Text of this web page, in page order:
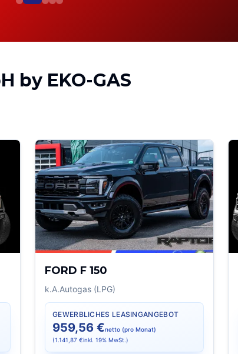
by EKO-GAS
FORD F 150
k.A.Autogas (LPG)
GEWERBLICHES LEASINGANGEBOT
959,56 €netto (pro Monat)
(1.141,87 €inkl. 19% MwSt.)